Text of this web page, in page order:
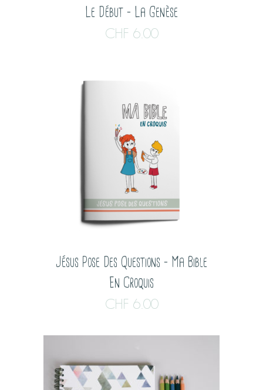
Le Début – La Genèse
CHF 6.00
Jésus Pose Des Questions – Ma Bible
En Croquis
CHF 6.00